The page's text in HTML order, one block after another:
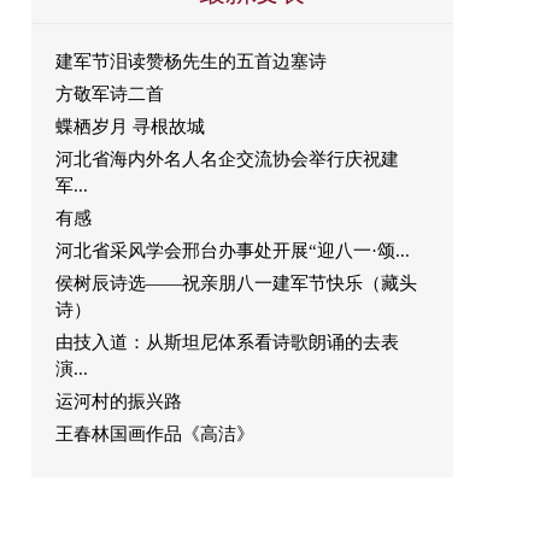
建军节泪读赞杨先生的五首边塞诗
方敬军诗二首
蝶栖岁月 寻根故城
河北省海内外名人名企交流协会举行庆祝建
军...
有感
河北省采风学会邢台办事处开展“迎八一·颂...
侯树辰诗选——祝亲朋八一建军节快乐（藏头
诗）
由技入道：从斯坦尼体系看诗歌朗诵的去表
演...
运河村的振兴路
王春林国画作品《高洁》